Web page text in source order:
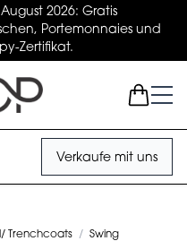
2026: Gratis
Portemonnaies und
Zertifikat.
Verkaufe mit uns
Trenchcoats / Swing